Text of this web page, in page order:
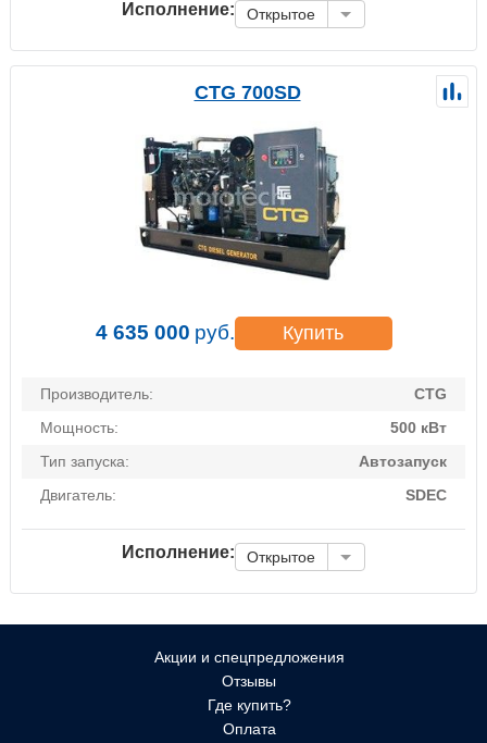
Исполнение: Открытое
CTG 700SD
4 635 000 руб. Купить
Производитель:
CTG
Мощность:
500 кВт
Тип запуска:
Автозапуск
Двигатель:
SDEC
Исполнение: Открытое
Акции и спецпредложения
Отзывы
Где купить?
Оплата